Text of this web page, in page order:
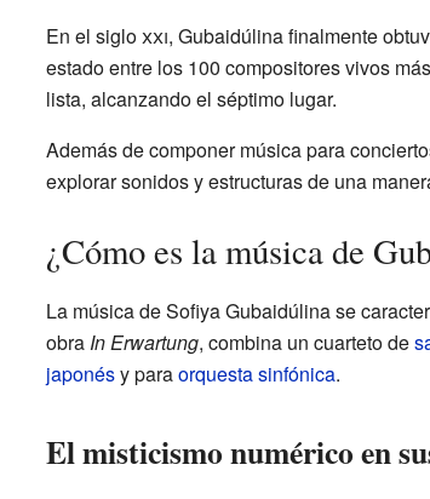
En el sigloxxi, Gubaidúlina finalmente
estado entre los 100 compositores vivos
lista, alcanzando el séptimo lugar.
Además de componer música para
explorar sonidos y estructuras de una
¿Cómo es la música de
La música de Sofiya Gubaidúlina se
obra In Erwartung, combina un cuarteto de
japonésy paraorquesta sinfónica.
El misticismo numérico en